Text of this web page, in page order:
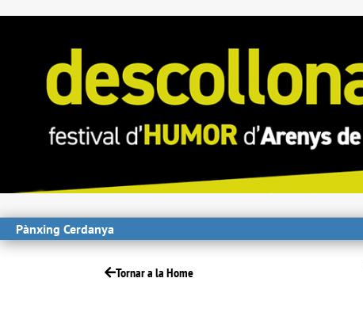
Pànxing Cerdanya
Tornar a la Home